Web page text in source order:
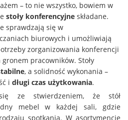
– to nie wszystko, bowiem w
stoły konferencyjne składane.
sprawdzają się w
biurowych i umożliwiają
zorganizowania konferencji
pracowników. Stoły
, a solidność wykonania –
i długi czas użytkowania.
ze stwierdzeniem, że stół
mebel w każdej sali, gdzie
spotkania. W asortymencie